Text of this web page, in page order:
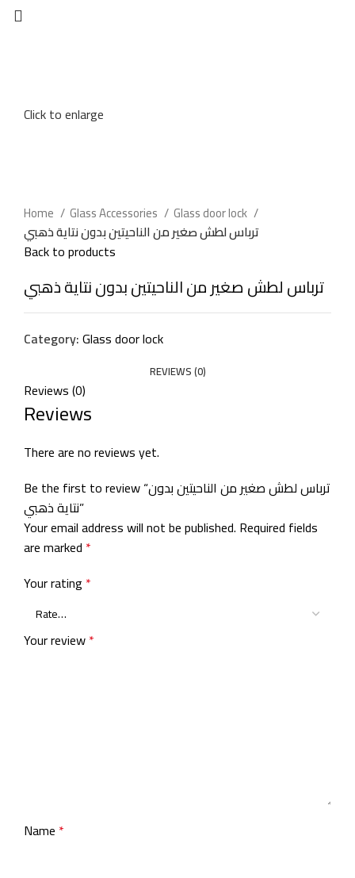
Click to enlarge
Home Glass Accessories
Glass door lock
ترباس لطش صغير من الناحيتين بدون نتاية ذهبي
Back to products
ترباس لطش صغير من الناحيتين بدون نتاية ذهبي
Category:Glass door lock
REVIEWS (0)
Reviews (0)
Reviews
There are no reviews yet.
Be the first to review “ترباس لطش صغير من الناحيتين بدون
نتاية ذهبي”
Your email address will not be published. Required fields
are marked *
Your rating *
Your review*
Name *